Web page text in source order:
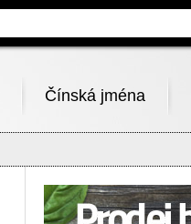
Čínská jména